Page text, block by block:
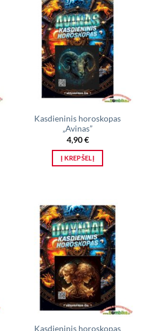
Kasdieninis horoskopas
„Avinas”
4,90€
Į KREPŠELĮ
Kasdieninis horoskopas